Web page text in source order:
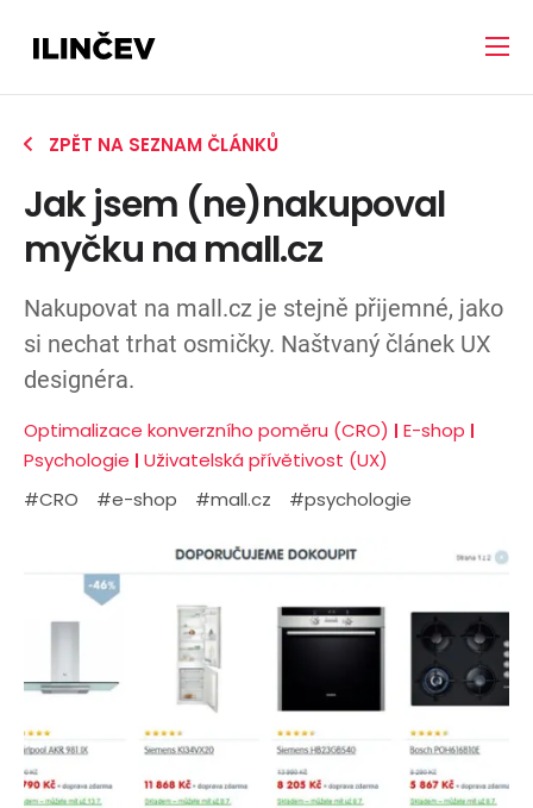
ZPĚT NA SEZNAM ČLÁNKŮ
Jak jsem (ne)nakupoval
myčku na mall.cz
Nakupovat na mall.cz je stejně přijemné, jako
si nechat trhat osmičky. Naštvaný článek UX
designéra.
Optimalizace konverzního poměru (CRO)
E-shop
Psychologie
Uživatelská přívětivost (UX)
#CRO
#e-shop #mall.cz #psychologie